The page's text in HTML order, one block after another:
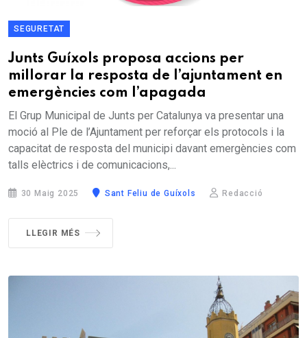
SEGURETAT
Junts Guíxols proposa accions per
millorar la resposta de l’ajuntament en
emergències com l’apagada
El Grup Municipal de Junts per Catalunya va presentar una
moció al Ple de l’Ajuntament per reforçar els protocols i la
capacitat de resposta del municipi davant emergències com
talls elèctrics i de comunicacions,...
30 Maig 2025 Sant Feliu de Guíxols Redacció
LLEGIR MÉS